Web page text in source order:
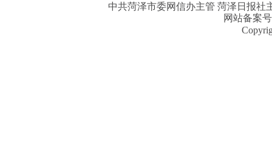
中共菏泽市委网信办主管 菏泽日报社
网站备案